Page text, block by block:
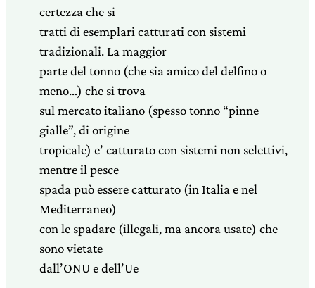
certezza che si
tratti di esemplari catturati con sistemi
tradizionali. La maggior
parte del tonno (che sia amico del delfino o
meno…) che si trova
sul mercato italiano (spesso tonno “pinne
gialle”, di origine
tropicale) e’ catturato con sistemi non selettivi,
mentre il pesce
spada può essere catturato (in Italia e nel
Mediterraneo)
con le spadare (illegali, ma ancora usate) che
sono vietate
dall’ONU e dell’Ue